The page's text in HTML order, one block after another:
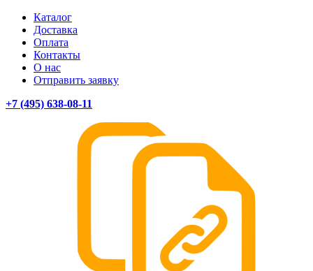
Каталог
Доставка
Оплата
Контакты
О нас
Отправить заявку
+7 (495) 638-08-11